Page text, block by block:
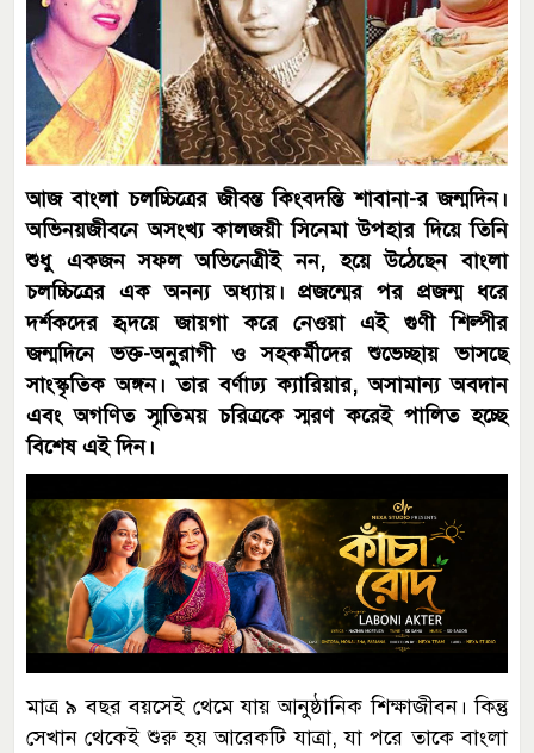
আজ বাংলা চলচ্চিত্রের জীবন্ত কিংবদন্তি শাবানা-র জন্মদিন।
অভিনয়জীবনে অসংখ্য কালজয়ী সিনেমা উপহার দিয়ে তিনি
শুধু একজন সফল অভিনেত্রীই নন, হয়ে উঠেছেন বাংলা
চলচ্চিত্রের এক অনন্য অধ্যায়। প্রজন্মের পর প্রজন্ম ধরে
দর্শকদের হৃদয়ে জায়গা করে নেওয়া এই গুণী শিল্পীর
জন্মদিনে ভক্ত-অনুরাগী ও সহকর্মীদের শুভেচ্ছায় ভাসছে
সাংস্কৃতিক অঙ্গন। তার বর্ণাঢ্য ক্যারিয়ার, অসামান্য অবদান
এবং অগণিত স্মৃতিময় চরিত্রকে স্মরণ করেই পালিত হচ্ছে
বিশেষ এই দিন।
মাত্র ৯ বছর বয়সেই থেমে যায় আনুষ্ঠানিক শিক্ষাজীবন। কিন্তু
সেখান থেকেই শুরু হয় আরেকটি যাত্রা, যা পরে তাকে বাংলা